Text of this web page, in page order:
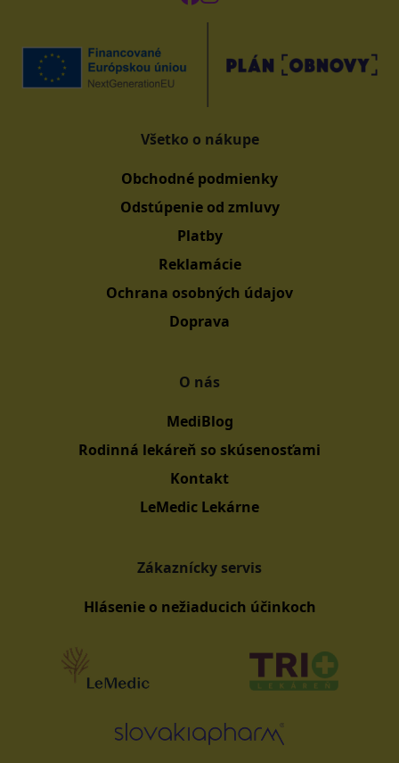
Všetko o nákupe
Obchodné podmienky
Odstúpenie od zmluvy
Platby
Reklamácie
Ochrana osobných údajov
Doprava
O nás
MediBlog
Rodinná lekáreň so skúsenosťami
Kontakt
LeMedic Lekárne
Zákaznícky servis
Hlásenie o nežiaducich účinkoch